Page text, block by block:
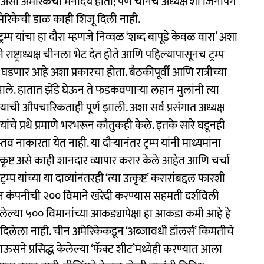
डाळ काही शिजू दिली नाही.
यांचा हा दौरा म्हणजे निव्वळ ‘शब्द बापूडे केवळ वारा’ अशा
चीनला भेट देत होते आणि पहिल्यापासूनच ट्रम्प
आहे अशा प्रकारचा होता. बैठकीपूर्वी आणि रात्रीच्या
हातात झेंडे घेऊन ते फडकवणाऱ्या लहान मुलांनी त्या
औपचारिकताही पूर्ण झाली. अशा सर्व प्रसंगात अध्यक्ष
यांचे प्रथे प्रमाणे भरभरून कौतुकही केले. इतके सारे घडूनही
येत नाही. या दौऱ्यानंतर ट्रम्प यांनी माध्यमांना
असे काही शानदार व्यापार करार केले आहेत आणि चर्चा
यांच्या या दाव्यांनंतरही ‘त्या उत्कृष्ट’ करारांबद्दल फारशी
२०० विमाने खरेदी करण्यास सहमती दर्शविली
५०० विमानांच्या आकड्यापेक्षा हा आकडा कमी आहे हे
नाही. चीन अमेरिकेकडून ‘अब्जावधी डॉलर्स’ किमतीचे
प्रसिद्ध केलेल्या ‘फॅक्ट शीट’मध्येही करण्यात आला